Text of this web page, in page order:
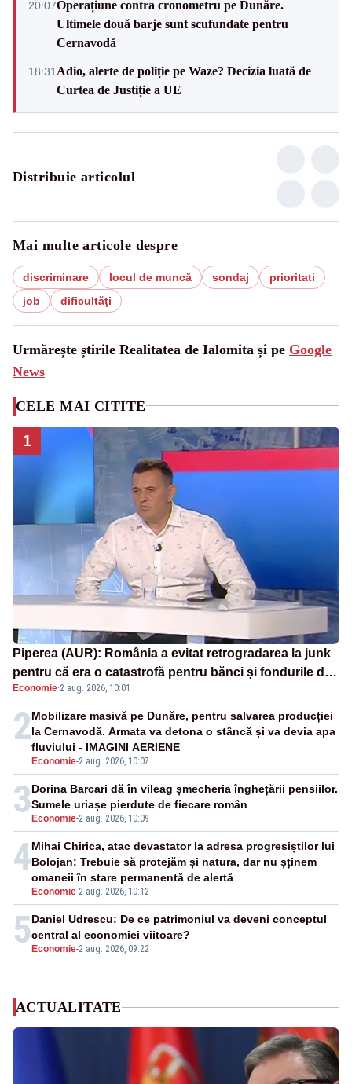
20:07Operațiune contra cronometru pe Dunăre.
Ultimele două barje sunt scufundate pentru
Cernavodă
18:31 Adio, alerte de poliție pe Waze? Decizia luată de
Curtea de Justiție a UE
Distribuie articolul
Mai multe articole despre
discriminare locul de muncă sondaj
prioritati
job
dificultăţi
Urmărește știrile Realitatea de Ialomita și pe Google
News
CELE MAI CITITE
1
Piperea (AUR): România a evitat retrogradarea la junk
pentru că era o catastrofă pentru bănci și fondurile de
pensii
Economie·2 aug. 2026, 10:01
2
Economie-2 aug. 2026, 10:07
Mobilizare masivă pe Dunăre, pentru salvarea producției
la Cernavodă. Armata va detona o stâncă și va devia apa
fluviului - IMAGINI AERIENE
3 Economie-2 aug. 2026, 10:09
Dorina Barcari dă în vileag șmecheria înghețării pensiilor.
Sumele uriașe pierdute de fiecare român
4
Economie-2 aug. 2026, 10:12
Mihai Chirica, atac devastator la adresa progresiștilor lui
Bolojan: Trebuie să protejăm și natura, dar nu șținem
omaneii în stare permanentă de alertă
5 Economie-2 aug. 2026, 09:22
Daniel Udrescu: De ce patrimoniul va deveni conceptul
central al economiei viitoare?
ACTUALITATE